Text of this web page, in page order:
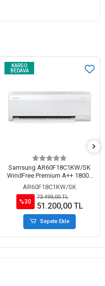
KARGO
BEDAVA
Samsung AR60F18C1KW/SK
WindFree Premium A++ 18000
BTU Inverter Duvar Tipi Split
Klima
AR60F18C1KW/SK
%30
73.499,00 TL
51.200,00 TL
Sepete Ekle